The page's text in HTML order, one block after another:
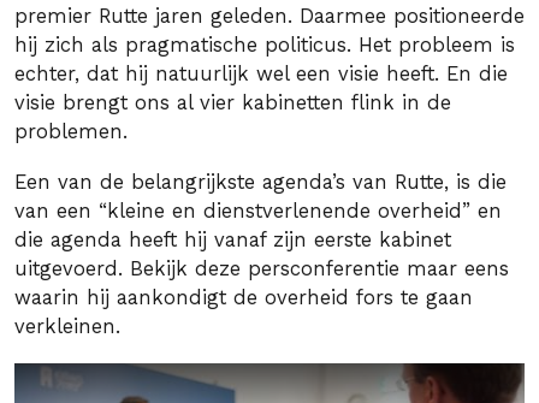
premier Rutte jaren geleden. Daarmee positioneerde
hij zich als pragmatische politicus. Het probleem is
echter, dat hij natuurlijk wel een visie heeft. En die
visie brengt ons al vier kabinetten flink in de
problemen.
Een van de belangrijkste agenda’s van Rutte, is die
van een “kleine en dienstverlenende overheid” en
die agenda heeft hij vanaf zijn eerste kabinet
uitgevoerd. Bekijk deze persconferentie maar eens
waarin hij aankondigt de overheid fors te gaan
verkleinen.